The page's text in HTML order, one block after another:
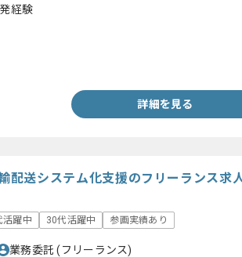
経験
詳細を見る
配送システム化支援のフリーランス求
活躍中 30代活躍中 参画実績あり
業務委託(フリーランス)